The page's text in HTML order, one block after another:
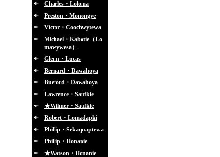
Charles・Loloma
Preston・Monongye
Victor・Coochwytewa
Michael・Kabotie（Lo
mawywesa）
Glenn・Lucas
Bernard・Dawahoya
Bueford・Dawahoya
Lawrence・Saufkie
★Wilmer・Saufkie
Robert・Lomadapki
Phillip・Sekaquaptewa
Phillip・Honanie
★Watson・Honanie